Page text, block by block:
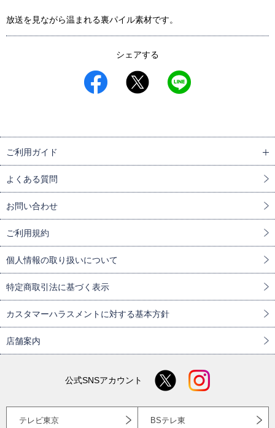
放送を見ながら温まれる裏パイル素材です。
シェアする
ご利用ガイド
よくある質問
お問い合わせ
ご利用規約
個人情報の取り扱いについて
特定商取引法に基づく表示
カスタマーハラスメントに対する基本方針
店舗案内
公式SNSアカウント
テレビ東京 BSテレ東